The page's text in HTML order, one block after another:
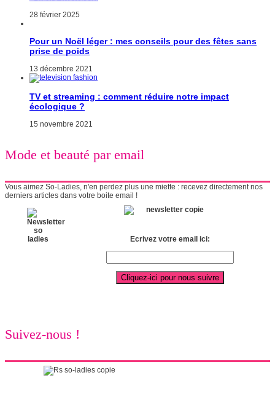
28 février 2025
Pour un Noël léger : mes conseils pour des fêtes sans
prise de poids
13 décembre 2021
TV et streaming : comment réduire notre impact
écologique ?
15 novembre 2021
Mode et beauté par email
Vous aimez So-Ladies, n'en perdez plus une miette : recevez directement nos
derniers articles dans votre boite email !
Ecrivez votre email ici:
Suivez-nous !